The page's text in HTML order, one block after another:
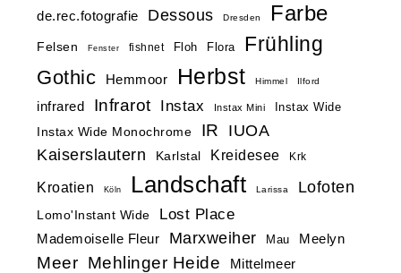
de.rec.fotografie Dessous Dresden Farbe
Felsen Fenster fishnet Floh Flora Frühling
Gothic Hemmoor Herbst Himmel Ilford
infrared Infrarot Instax Instax Mini
Instax Wide
Instax Wide Monochrome
IR
IUOA
Kaiserslautern
Karlstal Kreidesee Krk
Kroatien Köln Landschaft Larissa Lofoten
Lomo'Instant Wide Lost Place
Mademoiselle Fleur Marxweiher Mau Meelyn
Meer Mehlinger Heide Mittelmeer